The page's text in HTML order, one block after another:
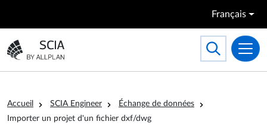
Français
Aller à la page d'accueil
Toggle
Search
Fil d'Ariane
Accueil SCIA Engineer
Échange de données
Importer un projet d'un fichier dxf/dwg